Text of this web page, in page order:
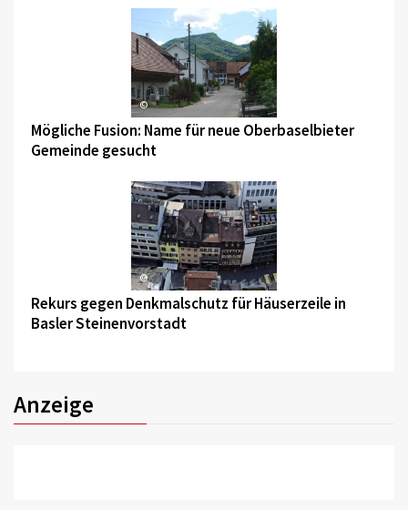
©
Mögliche Fusion: Name für neue Oberbaselbieter
Gemeinde gesucht
©
Rekurs gegen Denkmalschutz für Häuserzeile in
Basler Steinenvorstadt
Anzeige